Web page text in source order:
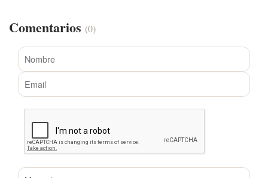
Comentarios (0)